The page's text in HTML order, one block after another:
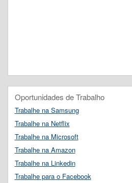
Oportunidades de Trabalho
Trabalhe na Samsung
Trabalhe na Netflix
Trabalhe na Microsoft
Trabalhe na Amazon
Trabalhe na Linkedin
Trabalhe para o Facebook